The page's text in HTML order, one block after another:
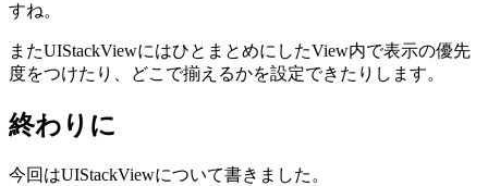
すね。
またUIStackViewにはひとまとめにしたView内で表示の優先
度をつけたり、どこで揃えるかを設定できたりします。
終わりに
今回はUIStackViewについて書きました。